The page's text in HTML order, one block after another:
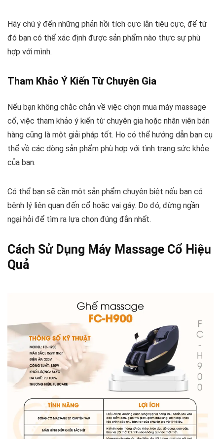
Hãy chú ý đến những phản hồi tích cực lẫn tiêu cực, để từ
đó bạn có thể xác định được sản phẩm nào thực sự phù
hợp với mình.
Tham Khảo Ý Kiến Từ Chuyên Gia
Nếu bạn không chắc chắn về việc chọn mua máy massage
cổ, việc tham khảo ý kiến từ chuyên gia hoặc nhân viên bán
hàng cũng là một giải pháp tốt. Họ có thể hướng dẫn bạn cụ
thể về các dòng sản phẩm phù hợp với tình trạng sức khỏe
của bạn.
Có thể bạn sẽ cần một sản phẩm chuyên biệt nếu bạn có
bệnh lý liên quan đến cổ hoặc vai gáy. Do đó, đừng ngần
ngại hỏi để tìm ra lựa chọn đúng đắn nhất.
Cách Sử Dụng Máy Massage Cổ Hiệu
Quả